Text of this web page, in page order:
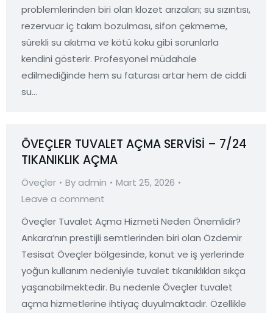
problemlerinden biri olan klozet arızaları; su sızıntısı,
rezervuar iç takım bozulması, sifon çekmeme,
sürekli su akıtma ve kötü koku gibi sorunlarla
kendini gösterir. Profesyonel müdahale
edilmediğinde hem su faturası artar hem de ciddi
su…
ÖVEÇLER TUVALET AÇMA SERVİSİ – 7/24
TIKANIKLIK AÇMA
Öveçler By admin
Mart 25, 2026
Leave a comment
Öveçler Tuvalet Açma Hizmeti Neden Önemlidir?
Ankara’nın prestijli semtlerinden biri olan Özdemir
Tesisat Öveçler bölgesinde, konut ve iş yerlerinde
yoğun kullanım nedeniyle tuvalet tıkanıklıkları sıkça
yaşanabilmektedir. Bu nedenle Öveçler tuvalet
açma hizmetlerine ihtiyaç duyulmaktadır. Özellikle